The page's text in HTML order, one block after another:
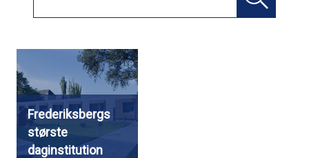
Frederiksbergs
største
daginstitution